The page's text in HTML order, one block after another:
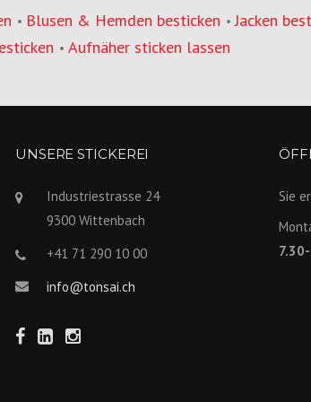
• Blusen & Hemden besticken •Jacken
• Aufnäher sticken lassen
UNSERE STICKEREI
Industriestrasse 24
9300 Wittenbach
+41 71 290 10 00
info@tonsai.ch
Sie